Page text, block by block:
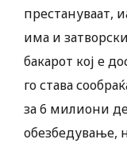
престануваат,
има и
бакарот кој е
го става
за 6 милиони
обезбедување,